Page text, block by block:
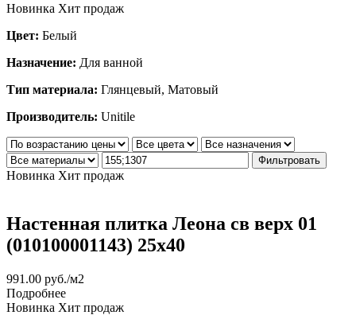
Новинка Хит продаж
Цвет: Белый
Назначение: Для ванной
Тип материала: Глянцевый, Матовый
Производитель: Unitile
Фильтровать
Новинка Хит продаж
Настенная плитка Леона св верх 01
(010100001143) 25х40
991.00 руб./м2
Подробнее
Новинка Хит продаж